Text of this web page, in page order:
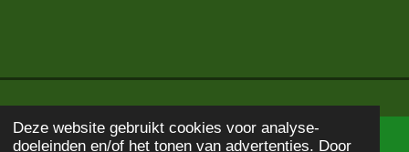
Deze website gebruikt cookies voor analyse-
doeleinden en/of het tonen van advertenties. Door
© 2020 - 2026Boekbeschrijving